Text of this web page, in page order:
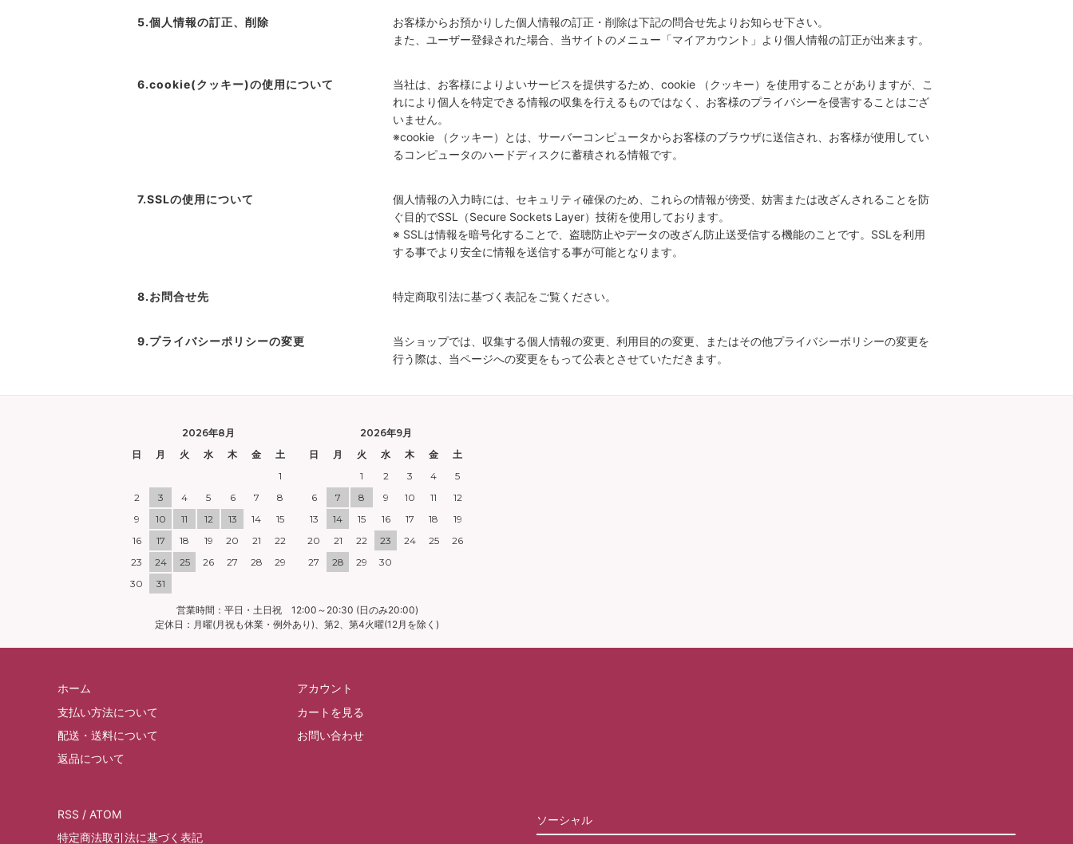
5.個人情報の訂正、削除
お客様からお預かりした個人情報の訂正・削除は下記の問合せ先よりお知らせ下さい。
また、ユーザー登録された場合、当サイトのメニュー「マイアカウント」より個人情報の訂正が出来ます。
6.cookie(クッキー)の使用について
当社は、お客様によりよいサービスを提供するため、cookie （クッキー）を使用することがありますが、こ
れにより個人を特定できる情報の収集を行えるものではなく、お客様のプライバシーを侵害することはござ
いません。
※cookie （クッキー）とは、サーバーコンピュータからお客様のブラウザに送信され、お客様が使用してい
るコンピュータのハードディスクに蓄積される情報です。
7.SSLの使用について
個人情報の入力時には、セキュリティ確保のため、これらの情報が傍受、妨害または改ざんされることを防
ぐ目的でSSL（Secure Sockets Layer）技術を使用しております。
※ SSLは情報を暗号化することで、盗聴防止やデータの改ざん防止送受信する機能のことです。SSLを利用
する事でより安全に情報を送信する事が可能となります。
8.お問合せ先 特定商取引法に基づく表記をご覧ください。
9.プライバシーポリシーの変更
当ショップでは、収集する個人情報の変更、利用目的の変更、またはその他プライバシーポリシーの変更を
行う際は、当ページへの変更をもって公表とさせていただきます。
2026年8月
日
月 火 水 木 金
土
1
2
3 4 5 6 7
8
9
10 11 12 13 14
15
16
17 18 19 20 21
22
23
24 25 26 27 28
29
30
31
2026年9月
日
月 火 水 木 金
土
1
2 3 4
5
6
7 8 9 10 11
12
13
14 15 16 17 18
19
20
21 22 23 24 25
26
27
28 29 30
営業時間：平日・土日祝 12:00～20:30 (日のみ20:00)
定休日：月曜(月祝も休業・例外あり)、第2、第4火曜(12月を除く)
ホーム
支払い方法について
配送・送料について
返品について
アカウント
カートを見る
お問い合わせ
ソーシャル
RSS / ATOM
特定商法取引法に基づく表記